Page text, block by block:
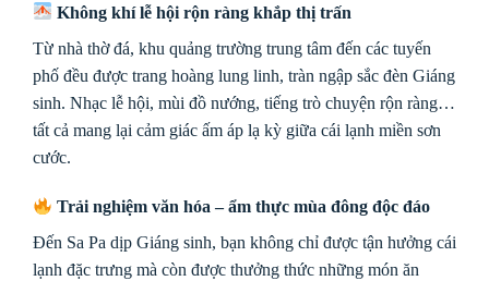
Không khí lễ hội rộn ràng khắp thị trấn
Từ nhà thờ đá, khu quảng trường trung tâm đến các tuyến
phố đều được trang hoàng lung linh, tràn ngập sắc đèn Giáng
sinh. Nhạc lễ hội, mùi đồ nướng, tiếng trò chuyện rộn ràng…
tất cả mang lại cảm giác ấm áp lạ kỳ giữa cái lạnh miền sơn
cước.
Trải nghiệm văn hóa – ẩm thực mùa đông độc đáo
Đến Sa Pa dịp Giáng sinh, bạn không chỉ được tận hưởng cái
lạnh đặc trưng mà còn được thưởng thức những món ăn